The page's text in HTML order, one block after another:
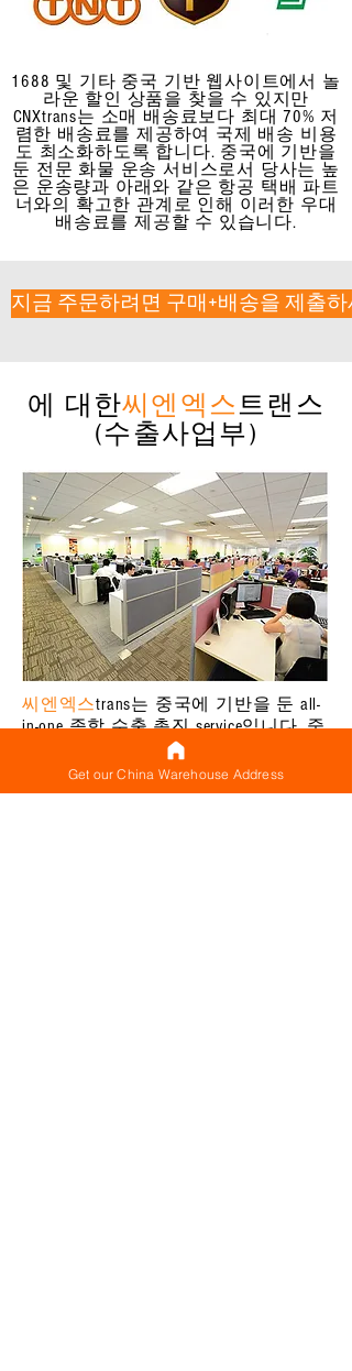
1688 및 기타 중국 기반 웹사이트에서 놀
라운 할인 상품을 찾을 수 있지만
CNXtrans는 소매 배송료보다 최대 70% 저
렴한 배송료를 제공하여 국제 배송 비용
도 최소화하도록 합니다. 중국에 기반을
둔 전문 화물 운송 서비스로서 당사는 높
은 운송량과 아래와 같은 항공 택배 파트
너와의 확고한 관계로 인해 이러한 우대
배송료를 제공할 수 있습니다.
지금 주문하려면 구매+배송을 제출하
에 대한씨엔엑스트랜스
(수출사업부)
씨엔엑스trans는 중국에 기반을 둔 all-
in-one 종합 수출 촉진 service입니다. 중
국에서 전세계 고객에게 구매, 물류,
배송 및 수출 솔루션을 제공합니다.
우리는 중국에서 전 세계 200개 이상
Get our China Warehouse Address